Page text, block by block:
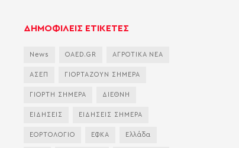
ΔΗΜΟΦΙΛΕΙΣ ΕΤΙΚΕΤΕΣ
News OAED.GR ΑΓΡΟΤΙΚΑ ΝΕΑ
ΑΣΕΠ ΓΙΟΡΤΑΖΟΥΝ ΣΗΜΕΡΑ
ΓΙΟΡΤΗ ΣΗΜΕΡΑ ΔΙΕΘΝΗ
ΕΙΔΗΣΕΙΣ ΕΙΔΗΣΕΙΣ ΣΗΜΕΡΑ
ΕΟΡΤΟΛΟΓΙΟ ΕΦΚΑ Ελλάδα